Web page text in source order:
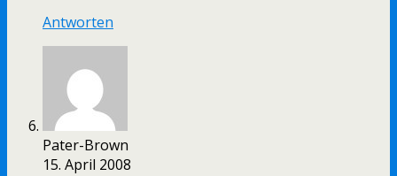
Antworten
Pater-Brown
15. April 2008